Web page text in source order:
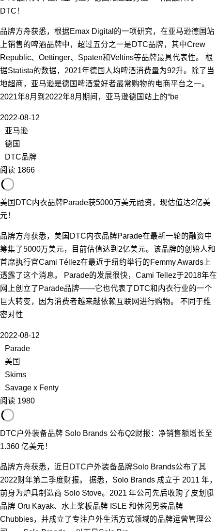
DTC！
品牌方舟获悉，根据Emax Digital的一项研究，在亚马逊德国站
上销售的啤酒品牌中，超过五分之一是DTC品牌，其中Crew
Republic、Oettinger、Spaten和Veltins等品牌最具代表性。 根
据Statista的数据，2021年德国人均啤酒消费量为92升。除了当
地超商，亚马逊是德国啤酒爱好者最常购物的电商平台之一。
2021年8月到2022年8月期间，亚马逊德国站上的“be
2022-08-12
亚马逊
德国
DTC品牌
阅读 1866
美国DTC内衣品牌Parade获5000万美元融资，现估值达2亿美
元！
品牌方舟获悉，美国DTC内衣品牌Parade在最新一轮的融资中
筹集了5000万美元，目前估值达到2亿美元。该品牌的创始人和
首席执行官Cami Téllez在最近于纽约举行的Femmy Awards上
透露了这个消息。 Parade的发展很快，Cami Tellez于2018年在
网上创立了Parade品牌——它也代表了DTC和内衣行业的一个
巨大转变，因为消费者越来越依赖互联网进行购物。 不同于维
密对性
2022-08-12
Parade
美国
Skims
Savage x Fenty
阅读 1980
DTC户外装备品牌 Solo Brands 公布Q2财报：净销售额增长至
1.360 亿美元！
品牌方舟获悉，近日DTC户外装备品牌Solo Brands公布了其
2022财年第二季度财报。 据悉，Solo Brands 成立于 2011 年，
前身为炉具制造商 Solo Stove。2021 年公司先后收购了皮划艇
品牌 Oru Kayak、水上桨板品牌 ISLE 和休闲男装品牌
Chubbies，并成立了专注户外生活方式领域的品牌运营管理公